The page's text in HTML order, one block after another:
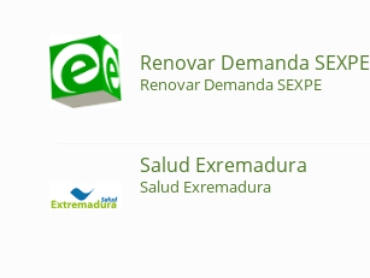
Renovar Demanda SEXPE
Renovar Demanda SEXPE
Salud Exremadura
Salud Exremadura